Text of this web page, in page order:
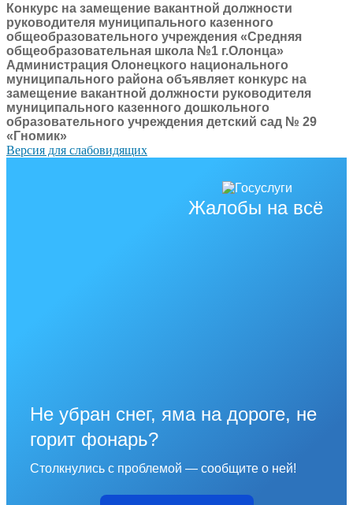
Конкурс на замещение вакантной должности
руководителя муниципального казенного
общеобразовательного учреждения «Средняя
общеобразовательная школа №1 г.Олонца»
Администрация Олонецкого национального
муниципального района объявляет конкурс на
замещение вакантной должности руководителя
муниципального казенного дошкольного
образовательного учреждения детский сад № 29
«Гномик»
Версия для слабовидящих
Жалобы на всё
Не убран снег, яма на дороге, не
горит фонарь?
Столкнулись с проблемой — сообщите о ней!